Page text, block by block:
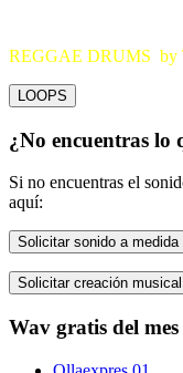
REGGAE DRUMS by
LOOPS
¿No encuentras lo
Si no encuentras el
aquí:
Solicitar sonido a medida
Solicitar creación musical
Wav gratis del mes